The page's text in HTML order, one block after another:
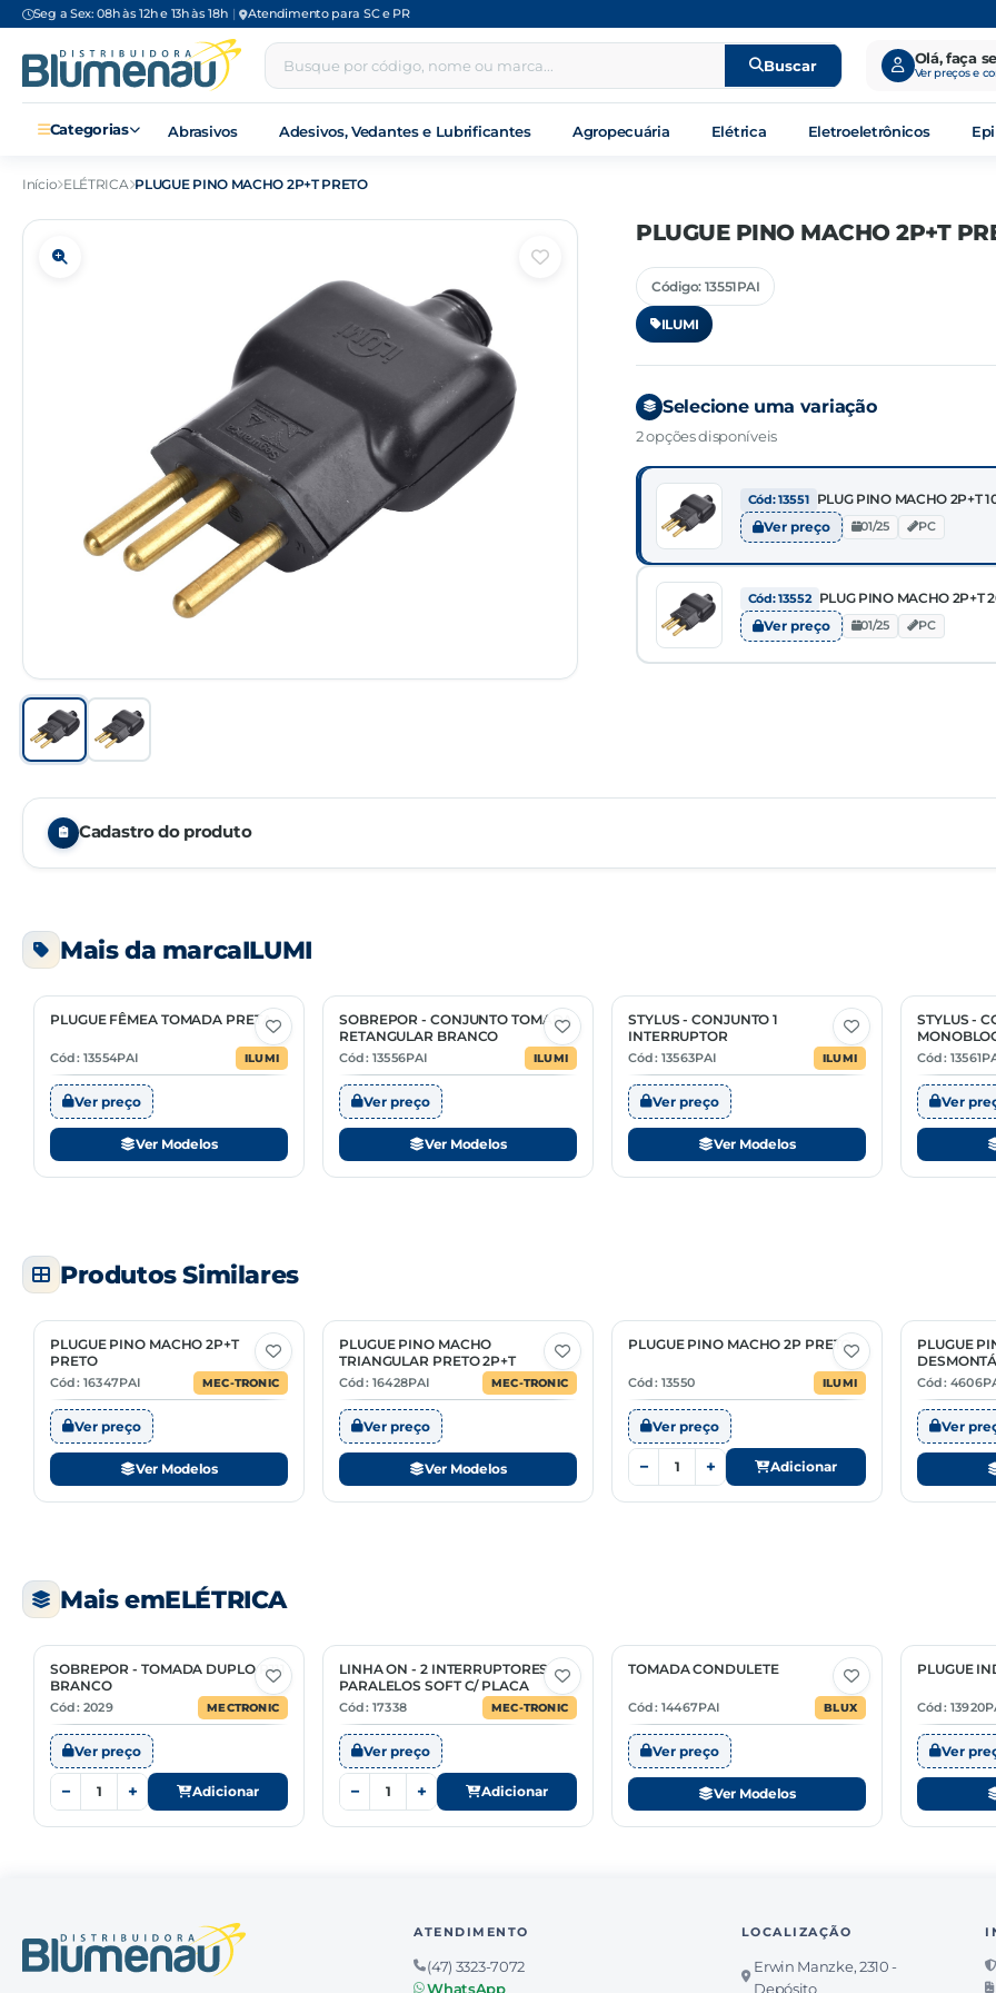
Seg a Sex: 08h às 12h e 13h às 18h | Atendimento para SC e PR
Buscar Olá, faça
Ver preços e
Categorias Abrasivos Adesivos, Vedantes e Lubrificantes Agropecuária Elétrica Eletroeletrônicos
Início ELÉTRICA PLUGUE PINO MACHO 2P+T PRETO
PLUGUE PINO MACHO 2P+T
Código: 13551PAI
ILUMI
Selecione uma variação
2 opções disponíveis
Cód: 13551 PLUG PINO MACHO 2P+T
Ver preço 01/25 PC
Cód: 13552 PLUG PINO MACHO 2P+T
Ver preço 01/25 PC
Cadastro do produto
CÓDIGO
13551 01/25 PC
01/25 PC
Mais da marcaILUMI
3 Opções
PLUGUE FÊMEA TOMADA PRETA
Cód: 13554PAI ILUMI
Ver preço
Ver Modelos
2 Opções
SOBREPOR - CONJUNTO TOMADA
RETANGULAR BRANCO
Cód: 13556PAI ILUMI
Ver preço
Ver Modelos
2 Opções
STYLUS - CONJUNTO 1
INTERRUPTOR
Cód: 13563PAI ILUMI
Ver preço
Ver Modelos
2 Opções
STYLUS -
Cód:
Ver
Produtos Similares
2 Opções
PLUGUE PINO MACHO 2P+T
PRETO
Cód: 16347PAI MEC-TRONIC
Ver preço
Ver Modelos
1 Opção
PLUGUE PINO MACHO
TRIANGULAR PRETO 2P+T
Cód: 16428PAI MEC-TRONIC
Ver preço
Ver Modelos
PLUGUE PINO MACHO 2P PRETO
Cód: 13550 ILUMI
Ver preço
− + Adicionar
2 Opções
PLUGUE
Cód:
Ver
Mais emELÉTRICA
SOBREPOR - TOMADA DUPLO RJ11
BRANCO
Cód: 2029 MECTRONIC
Ver preço
− + Adicionar
LINHA ON - 2 INTERRUPTORES
PARALELOS SOFT C/ PLACA
Cód: 17338 MEC-TRONIC
Ver preço
− + Adicionar
2 Opções
TOMADA CONDULETE
Cód: 14467PAI BLUX
Ver preço
Ver Modelos
4 Opções
PLUGUE
Cód:
Ver
ATENDIMENTO
(47) 3323-7072
WhatsApp
LOCALIZAÇÃO
Erwin Manzke, 2310 -
Depósito